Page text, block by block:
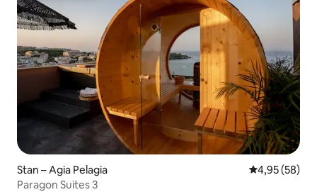
Stan – Agia Pelagia Prosječna
4,95 (58)
Paragon Suites 3